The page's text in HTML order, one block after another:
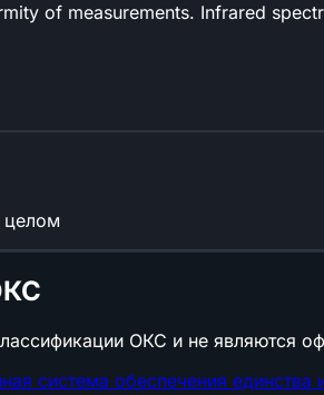
of measurements. Infrared
целом
ОКС и не являются
система обеспечения